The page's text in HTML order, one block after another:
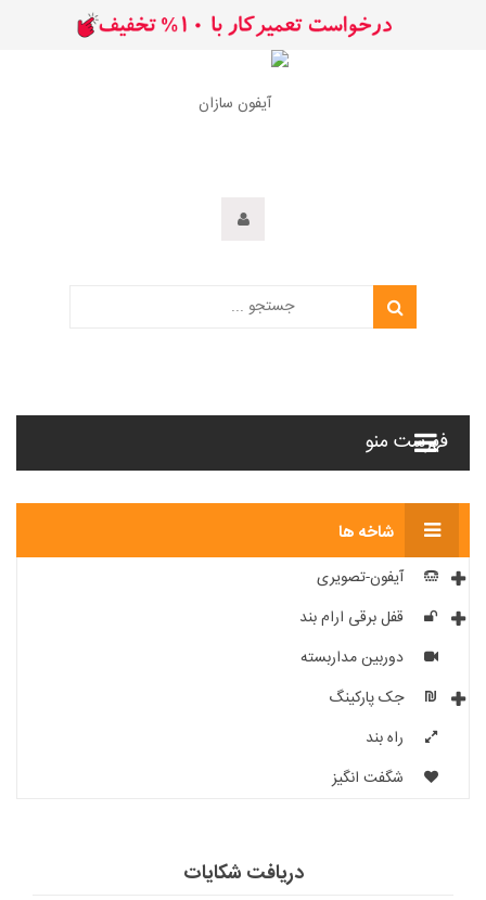
فهرست منو
شاخه ها
آیفون-تصویری
قفل برقی ارام بند
دوربین مداربسته
جک پارکینگ
راه بند
شگفت انگیز
دریافت شکایات